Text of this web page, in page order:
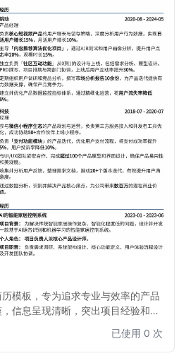
模板，专为追求专业与效率的产品
信息呈现清晰，突出项目经验和数
理职位，尤其适合有一定工作经验
已使用 0 次